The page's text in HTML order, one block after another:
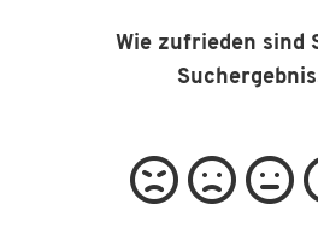
Wie zufrieden sind